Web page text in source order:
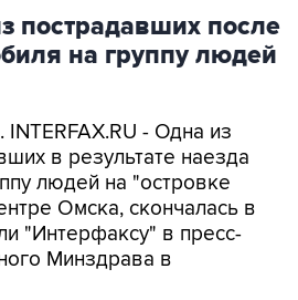
пострадавших после
на группу людей
INTERFAX.RU - Одна из
в результате наезда
людей на "островке
Омска, скончалась в
"Интерфаксу" в пресс-
Минздрава в